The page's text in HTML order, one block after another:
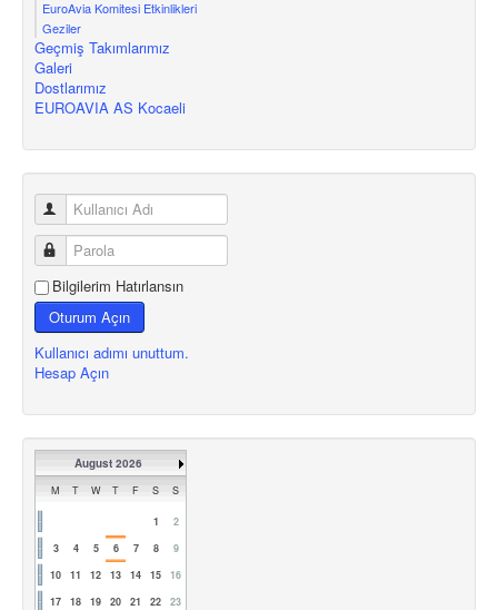
EuroAvia Komitesi Etkinlikleri
Geziler
Geçmiş Takımlarımız
Galeri
Dostlarımız
EUROAVIA AS Kocaeli
Bilgilerim Hatırlansın
Oturum Açın
Kullanıcı adımı unuttum.
Hesap Açın
August 2026
M T W T F S S
1
2
3
4 5 6 7 8
9
10
11 12 13 14 15
16
17
18 19 20 21 22
23